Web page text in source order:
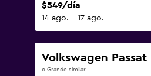
$549/día
14 ago. - 17 ago.
Volkswagen Passat
o Grande similar